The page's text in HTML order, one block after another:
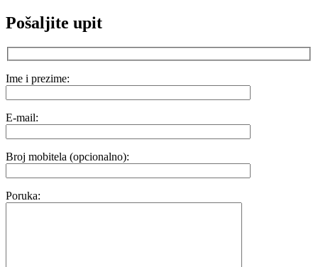
Pošaljite upit
Ime i prezime:
E-mail:
Broj mobitela (opcionalno):
Poruka: